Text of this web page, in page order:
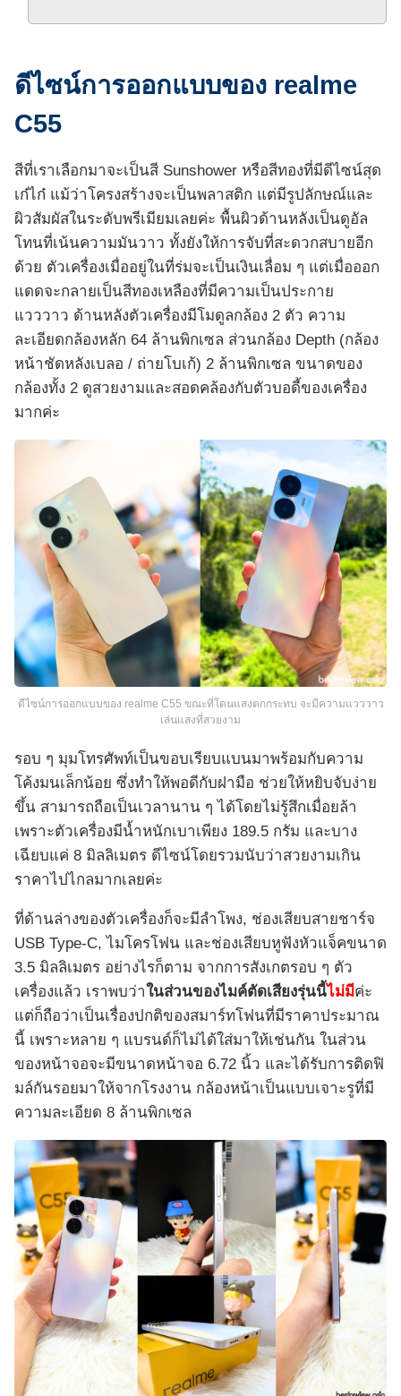
ดีไซน์การออกแบบของ realme
C55
สีที่เราเลือกมาจะเป็นสี Sunshower หรือสีทองที่มีดีไซน์สุด
เก๋ไก๋ แม้ว่าโครงสร้างจะเป็นพลาสติก แต่มีรูปลักษณ์และ
ผิวสัมผัสในระดับพรีเมียมเลยค่ะ พื้นผิวด้านหลังเป็นดูอัล
โทนที่เน้นความมันวาว ทั้งยังให้การจับที่สะดวกสบายอีก
ด้วย ตัวเครื่องเมื่ออยู่ในที่ร่มจะเป็นเงินเลื่อม ๆ แต่เมื่อออก
แดดจะกลายเป็นสีทองเหลืองที่มีความเป็นประกาย
แวววาว ด้านหลังตัวเครื่องมีโมดูลกล้อง 2 ตัว ความ
ละเอียดกล้องหลัก 64 ล้านพิกเซล ส่วนกล้อง Depth (กล้อง
หน้าชัดหลังเบลอ / ถ่ายโบเก้) 2 ล้านพิกเซล ขนาดของ
กล้องทั้ง 2 ดูสวยงามและสอดคล้องกับตัวบอดี้ของเครื่อง
มากค่ะ
ดีไซน์การออกแบบของ realme C55 ขณะที่โดนแสงตกกระทบ จะมีความแวววาว
เล่นแสงที่สวยงาม
รอบ ๆ มุมโทรศัพท์เป็นขอบเรียบแบนมาพร้อมกับความ
โค้งมนเล็กน้อย ซึ่งทำให้พอดีกับฝามือ ช่วยให้หยิบจับง่าย
ขึ้น สามารถถือเป็นเวลานาน ๆ ได้โดยไม่รู้สึกเมื่อยล้า
เพราะตัวเครื่องมีน้ำหนักเบาเพียง 189.5 กรัม และบาง
เฉียบแค่ 8 มิลลิเมตร ดีไซน์โดยรวมนับว่าสวยงามเกิน
ราคาไปไกลมากเลยค่ะ
ที่ด้านล่างของตัวเครื่องก็จะมีลำโพง, ช่องเสียบสายชาร์จ
USB Type-C, ไมโครโฟน และช่องเสียบหูฟังหัวแจ็คขนาด
3.5 มิลลิเมตร อย่างไรก็ตาม จากการสังเกตรอบ ๆ ตัว
เครื่องแล้ว เราพบว่าในส่วนของไมค์ตัดเสียงรุ่นนี้ไม่มีค่ะ
แต่ก็ถือว่าเป็นเรื่องปกติของสมาร์ทโฟนที่มีราคาประมาณ
นี้ เพราะหลาย ๆ แบรนด์ก็ไม่ได้ใส่มาให้เช่นกัน ในส่วน
ของหน้าจอจะมีขนาดหน้าจอ 6.72 นิ้ว และได้รับการติดฟิ
มล์กันรอยมาให้จากโรงงาน กล้องหน้าเป็นแบบเจาะรูที่มี
ความละเอียด 8 ล้านพิกเซล